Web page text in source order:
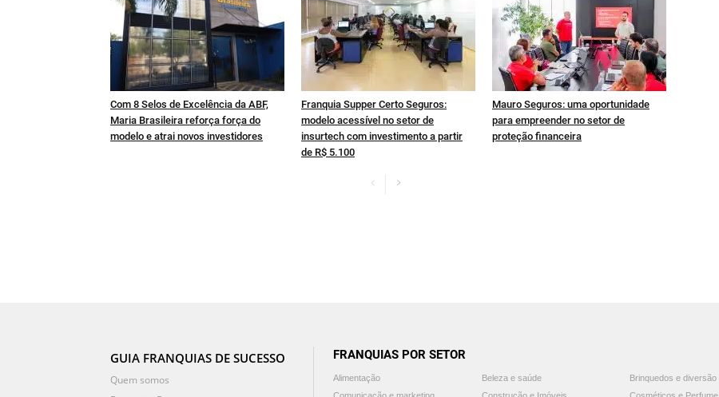
Com 8 Selos de Excelência da ABF,
Maria Brasileira reforça força do
modelo e atrai novos investidores
Franquia Supper Certo Seguros:
modelo acessível no setor de
insurtech com investimento a partir
de R$ 5.100
Mauro Seguros: uma oportunidade
para empreender no setor de
proteção financeira
GUIA FRANQUIAS DE SUCESSO
Quem somos
FRANQUIAS POR SETOR
Alimentação Beleza e saúde
Brinquedos e diversão